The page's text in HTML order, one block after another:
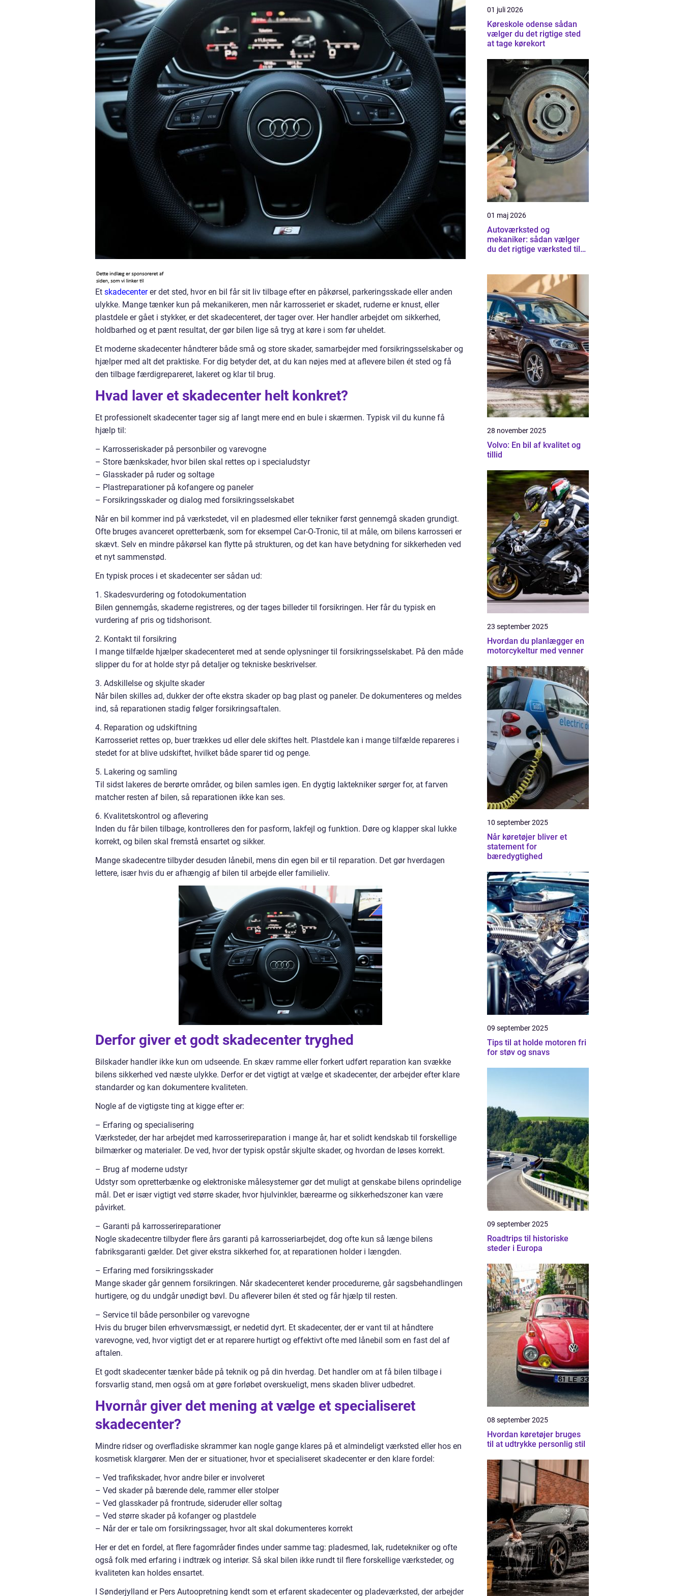
Et skadecenterer det sted, hvor en bil får sit liv tilbage efter en påkørsel, parkeringsskade eller anden
ulykke. Mange tænker kun på mekanikeren, men når karrosseriet er skadet, ruderne er knust, eller
plastdele er gået i stykker, er det skadecenteret, der tager over. Her handler arbejdet om sikkerhed,
holdbarhed og et pænt resultat, der gør bilen lige så tryg at køre i som før uheldet.
Et moderne skadecenter håndterer både små og store skader, samarbejder med forsikringsselskaber og
hjælper med alt det praktiske. For dig betyder det, at du kan nøjes med at aflevere bilen ét sted og få
den tilbage færdigrepareret, lakeret og klar til brug.
Hvad laver et skadecenter helt konkret?
Et professionelt skadecenter tager sig af langt mere end en bule i skærmen. Typisk vil du kunne få
hjælp til:
– Karrosseriskader på personbiler og varevogne
– Store bænkskader, hvor bilen skal rettes op i specialudstyr
– Glasskader på ruder og soltage
– Plastreparationer på kofangere og paneler
– Forsikringsskader og dialog med forsikringsselskabet
Når en bil kommer ind på værkstedet, vil en pladesmed eller tekniker først gennemgå skaden grundigt.
Ofte bruges avanceret opretterbænk, som for eksempel Car-O-Tronic, til at måle, om bilens karrosseri er
skævt. Selv en mindre påkørsel kan flytte på strukturen, og det kan have betydning for sikkerheden ved
et nyt sammenstød.
En typisk proces i et skadecenter ser sådan ud:
1. Skadesvurdering og fotodokumentation
Bilen gennemgås, skaderne registreres, og der tages billeder til forsikringen. Her får du typisk en
vurdering af pris og tidshorisont.
2. Kontakt til forsikring
I mange tilfælde hjælper skadecenteret med at sende oplysninger til forsikringsselskabet. På den måde
slipper du for at holde styr på detaljer og tekniske beskrivelser.
3. Adskillelse og skjulte skader
Når bilen skilles ad, dukker der ofte ekstra skader op bag plast og paneler. De dokumenteres og meldes
ind, så reparationen stadig følger forsikringsaftalen.
4. Reparation og udskiftning
Karrosseriet rettes op, buer trækkes ud eller dele skiftes helt. Plastdele kan i mange tilfælde repareres i
stedet for at blive udskiftet, hvilket både sparer tid og penge.
5. Lakering og samling
Til sidst lakeres de berørte områder, og bilen samles igen. En dygtig laktekniker sørger for, at farven
matcher resten af bilen, så reparationen ikke kan ses.
6. Kvalitetskontrol og aflevering
Inden du får bilen tilbage, kontrolleres den for pasform, lakfejl og funktion. Døre og klapper skal lukke
korrekt, og bilen skal fremstå ensartet og sikker.
Mange skadecentre tilbyder desuden lånebil, mens din egen bil er til reparation. Det gør hverdagen
lettere, især hvis du er afhængig af bilen til arbejde eller familieliv.
Derfor giver et godt skadecenter tryghed
Bilskader handler ikke kun om udseende. En skæv ramme eller forkert udført reparation kan svække
bilens sikkerhed ved næste ulykke. Derfor er det vigtigt at vælge et skadecenter, der arbejder efter klare
standarder og kan dokumentere kvaliteten.
Nogle af de vigtigste ting at kigge efter er:
– Erfaring og specialisering
Værksteder, der har arbejdet med karrosserireparation i mange år, har et solidt kendskab til forskellige
bilmærker og materialer. De ved, hvor der typisk opstår skjulte skader, og hvordan de løses korrekt.
– Brug af moderne udstyr
Udstyr som opretterbænke og elektroniske målesystemer gør det muligt at genskabe bilens oprindelige
mål. Det er især vigtigt ved større skader, hvor hjulvinkler, bærearme og sikkerhedszoner kan være
påvirket.
– Garanti på karrosserireparationer
Nogle skadecentre tilbyder flere års garanti på karrosseriarbejdet, dog ofte kun så længe bilens
fabriksgaranti gælder. Det giver ekstra sikkerhed for, at reparationen holder i længden.
– Erfaring med forsikringsskader
Mange skader går gennem forsikringen. Når skadecenteret kender procedurerne, går sagsbehandlingen
hurtigere, og du undgår unødigt bøvl. Du afleverer bilen ét sted og får hjælp til resten.
– Service til både personbiler og varevogne
Hvis du bruger bilen erhvervsmæssigt, er nedetid dyrt. Et skadecenter, der er vant til at håndtere
varevogne, ved, hvor vigtigt det er at reparere hurtigt og effektivt ofte med lånebil som en fast del af
aftalen.
Et godt skadecenter tænker både på teknik og på din hverdag. Det handler om at få bilen tilbage i
forsvarlig stand, men også om at gøre forløbet overskueligt, mens skaden bliver udbedret.
Hvornår giver det mening at vælge et specialiseret
skadecenter?
Mindre ridser og overfladiske skrammer kan nogle gange klares på et almindeligt værksted eller hos en
kosmetisk klargører. Men der er situationer, hvor et specialiseret skadecenter er den klare fordel:
– Ved trafikskader, hvor andre biler er involveret
– Ved skader på bærende dele, rammer eller stolper
– Ved glasskader på frontrude, sideruder eller soltag
– Ved større skader på kofanger og plastdele
– Når der er tale om forsikringssager, hvor alt skal dokumenteres korrekt
Her er det en fordel, at flere fagområder findes under samme tag: pladesmed, lak, rudetekniker og ofte
også folk med erfaring i indtræk og interiør. Så skal bilen ikke rundt til flere forskellige værksteder, og
kvaliteten kan holdes ensartet.
I Sønderjylland er Pers Autoopretning kendt som et erfarent skadecenter og pladeværksted, der arbejder
01 juli 2026
Køreskole odense sådan
vælger du det rigtige sted
at tage kørekort
01 maj 2026
Autoværksted og
mekaniker: sådan vælger
du det rigtige værksted til
28 november 2025
Volvo: En bil af kvalitet og
tillid
23 september 2025
Hvordan du planlægger en
motorcykeltur med venner
10 september 2025
Når køretøjer bliver et
statement for
bæredygtighed
09 september 2025
Tips til at holde motoren fri
for støv og snavs
09 september 2025
Roadtrips til historiske
steder i Europa
08 september 2025
Hvordan køretøjer bruges
til at udtrykke personlig stil